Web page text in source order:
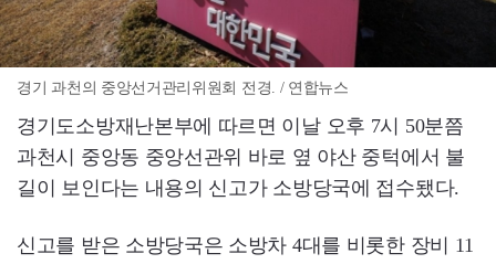
경기 과천의 중앙선거관리위원회 전경. / 연합뉴스
경기도소방재난본부에 따르면 이날 오후 7시 50분쯤
과천시 중앙동 중앙선관위 바로 옆 야산 중턱에서 불
길이 보인다는 내용의 신고가 소방당국에 접수됐다.
신고를 받은 소방당국은 소방차 4대를 비롯한 장비 11